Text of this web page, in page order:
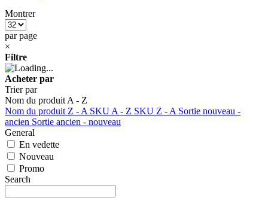
Montrer
par page
×
Filtre
Acheter par
Trier par
Nom du produit A - Z
Nom du produit Z - A SKU A - Z SKU Z - A Sortie nouveau -
ancien Sortie ancien - nouveau
General
En vedette
Nouveau
Promo
Search